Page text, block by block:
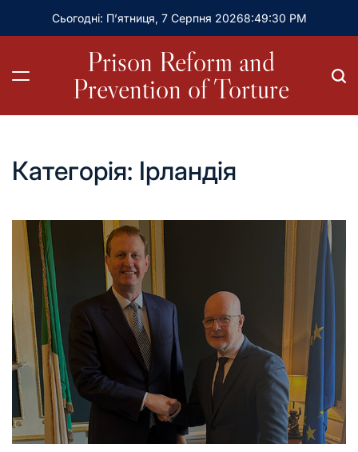
Сьогодні: П’ятниця, 7 Серпня 20268:49:32 PM
Prison Reform and
Prevention of Torture
Категорія: Ірландія